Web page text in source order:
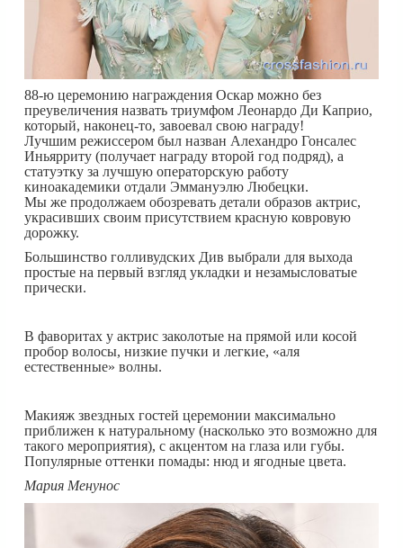
88-ю церемонию награждения Оскар можно без
преувеличения назвать триумфом Леонардо Ди Каприо,
который, наконец-то, завоевал свою награду!
Лучшим режиссером был назван Алехандро Гонсалес
Иньярриту (получает награду второй год подряд), а
статуэтку за лучшую операторскую работу
киноакадемики отдали Эммануэлю Любецки.
Мы же продолжаем обозревать детали образов актрис,
украсивших своим присутствием красную ковровую
дорожку.
Большинство голливудских Див выбрали для выхода
простые на первый взгляд укладки и незамысловатые
прически.
В фаворитах у актрис заколотые на прямой или косой
пробор волосы, низкие пучки и легкие, «аля
естественные» волны.
Макияж звездных гостей церемонии максимально
приближен к натуральному (насколько это возможно для
такого мероприятия), с акцентом на глаза или губы.
Популярные оттенки помады: нюд и ягодные цвета.
Мария Менунос